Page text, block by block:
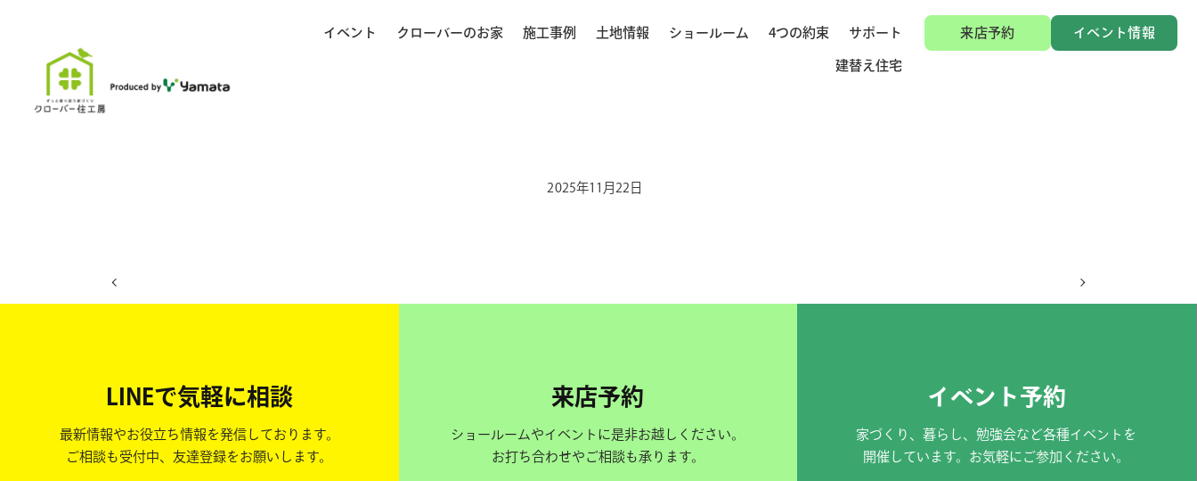
イベント クローバーのお家 施工事例 土地情報 ショールーム 4つの約束 サポート
建替え住宅
来店予約 イベント情報
ホーム イベント日程
2025年11月22日
LINEで気軽に相談
最新情報やお役立ち情報を発信しております。
ご相談も受付中、友達登録をお願いします。
来店予約
ショールームやイベントに是非お越しください。
お打ち合わせやご相談も承ります。
イベント予約
家づくり、暮らし、勉強会など各種イベントを
開催しています。お気軽にご参加ください。